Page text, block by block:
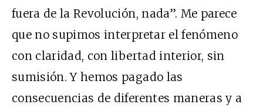
fuera de la Revolución, nada”. Me parece
que no supimos interpretar el fenómeno
con claridad, con libertad interior, sin
sumisión. Y hemos pagado las
consecuencias de diferentes maneras y a